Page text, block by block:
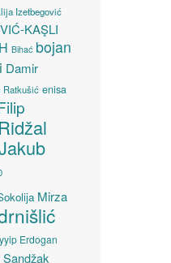
Izetbegović
KAŞLI
Bihać bojan
Damir
Ratkušić enisa
Mirza
Erdogan
Sandžak